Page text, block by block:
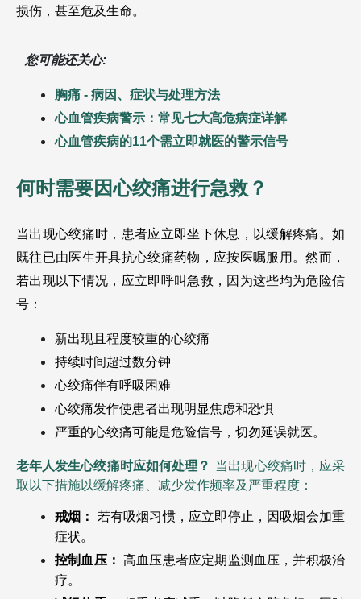
损伤，甚至危及生命。
您可能还关心:
胸痛 - 病因、症状与处理方法
心血管疾病警示：常见七大高危病症详解
心血管疾病的11个需立即就医的警示信号
何时需要因心绞痛进行急救？
当出现心绞痛时，患者应立即坐下休息，以缓解疼痛。如
既往已由医生开具抗心绞痛药物，应按医嘱服用。然而，
若出现以下情况，应立即呼叫急救，因为这些均为危险信
号：
新出现且程度较重的心绞痛
持续时间超过数分钟
心绞痛伴有呼吸困难
心绞痛发作使患者出现明显焦虑和恐惧
严重的心绞痛可能是危险信号，切勿延误就医。
老年人发生心绞痛时应如何处理？ 当出现心绞痛时，应采
取以下措施以缓解疼痛、减少发作频率及严重程度：
戒烟：
若有吸烟习惯，应立即停止，因吸烟会加重
症状。
控制血压： 高血压患者应定期监测血压，并积极治
疗。